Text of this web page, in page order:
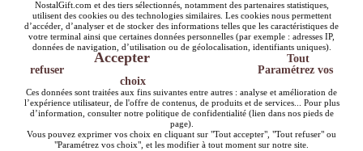
NostalGift.com et des tiers sélectionnés, notamment des partenaires statistiques,
utilisent des cookies ou des technologies similaires. Les cookies nous permettent
d’accéder, d’analyser et de stocker des informations telles que les caractéristiques de
votre terminal ainsi que certaines données personnelles (par exemple : adresses IP,
données de navigation, d’utilisation ou de géolocalisation, identifiants uniques).
Accepter
Tout
refuser
Paramétrez vos
choix
Ces données sont traitées aux fins suivantes entre autres : analyse et amélioration de
l’expérience utilisateur, de l'offre de contenus, de produits et de services... Pour plus
d’information, consulter notre politique de confidentialité (lien dans nos pieds de
page).
Vous pouvez exprimer vos choix en cliquant sur "Tout accepter", "Tout refuser" ou
"Paramétrez vos choix", et les modifier à tout moment sur notre site.